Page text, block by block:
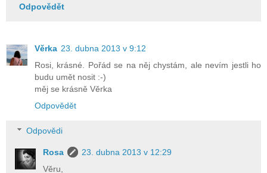
Odpovědět
Věrka 23. dubna 2013 v 9:12
Rosi, krásné. Pořád se na něj chystám, ale nevím jestli ho
budu umět nosit :-)
měj se krásně Věrka
Odpovědět
Odpovědi
Rosa
23. dubna 2013 v 12:29
Věru,